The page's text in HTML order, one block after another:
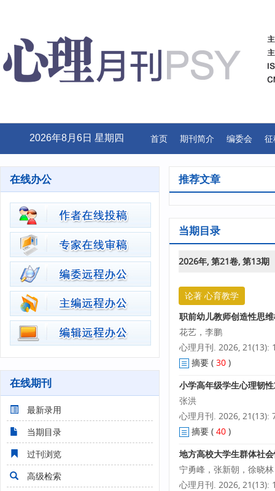
2026年8月6日 星期四 首页 期刊简介 编委会
在线办公
在线期刊
最新录用
当期目录
过刊浏览
高级检索
推荐文章
当期目录
2026年, 第21卷, 第13
论著 心育教学
职前幼儿教师创造性思
花艺，李鹏
心理月刊. 2026, 21(13):
摘要 ( 30 )
小学高年级学生心理韧
张洪
心理月刊. 2026, 21(13):
摘要 ( 40 )
地方高校大学生群体社
宁勇峰，张新朝，徐晓
心理月刊. 2026, 21(13):